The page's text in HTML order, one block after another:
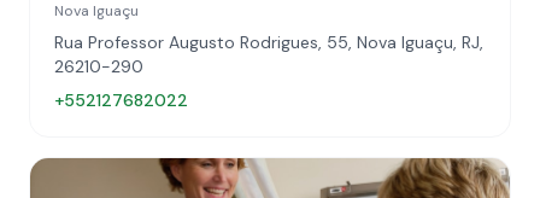
Nova Iguaçu
Rua Professor Augusto Rodrigues, 55, Nova Iguaçu, RJ,
26210-290
+552127682022